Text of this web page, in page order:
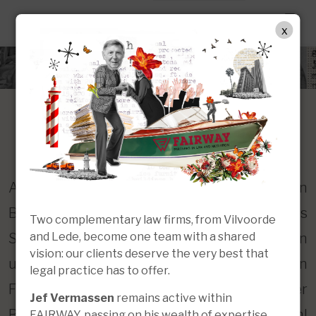
Arbeits- und Sozialrecht
Arbeits- und Sozialrecht (d.h. das Recht in
Bezug auf Arbeitsverhältnisse und das
Sozialversicherungsrecht) ist ein
unverzichtbarer Bestandteil des täglichen
Funktionierens von Unternehmen und der
Two complementary law firms, from Vilvoorde
and Lede, become one team with a shared
vision: our clients deserve the very best that
legal practice has to offer.
Jef Vermassen remains active within
x